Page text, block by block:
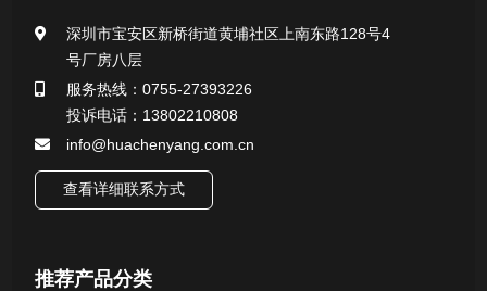
一次性使用采样器系列
微生物样本保存液（通用运输传媒介质）系列
核酸（DNA&RNA）样本采集与保存套装系列
唾液样本采集装置系列
深圳市宝安区新桥街道黄埔社区上南东路128号4
号厂房八层
服务热线：0755-27393226
投诉电话：13802210808
info@huachenyang.com.cn
查看详细联系方式
推荐产品分类